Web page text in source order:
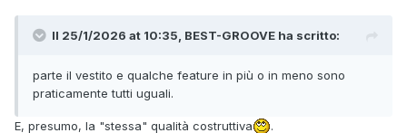
Il 25/1/2026 at 10:35, BEST-GROOVE ha scritto:
parte il vestito e qualche feature in più o in meno sono
praticamente tutti uguali.
E, presumo, la "stessa" qualità costruttiva .